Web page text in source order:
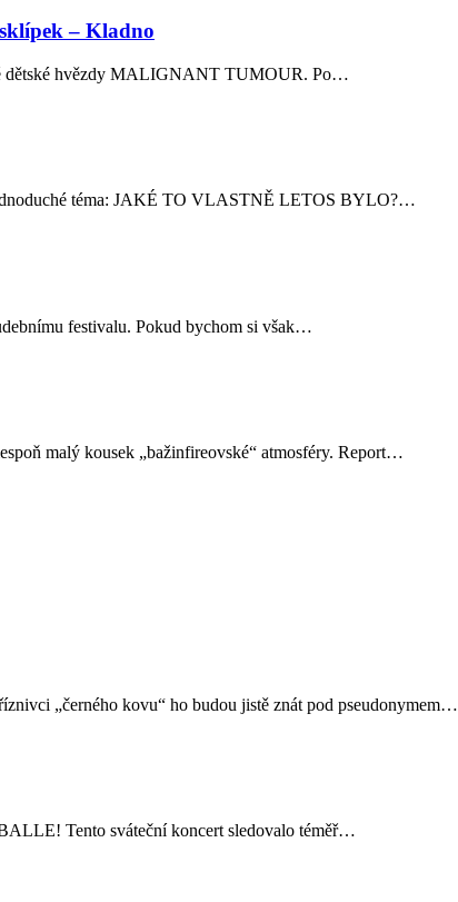
– Kladno
dětské hvězdy MALIGNANT TUMOUR. Po…
téma: JAKÉ TO VLASTNĚ LETOS BYLO?…
festivalu. Pokud bychom si však…
malý kousek „bažinfireovské“ atmosféry. Report…
„černého kovu“ ho budou jistě znát pod pseudonymem…
Tento sváteční koncert sledovalo téměř…